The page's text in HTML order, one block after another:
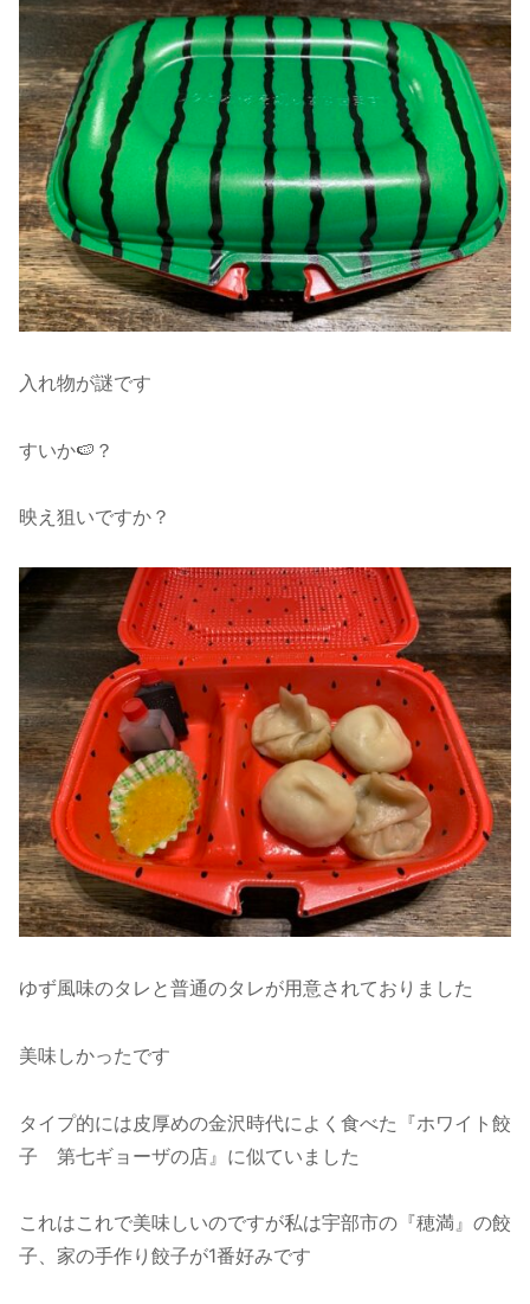
入れ物が謎です
すいか🍉？
映え狙いですか？
ゆず風味のタレと普通のタレが用意されておりました
美味しかったです
タイプ的には皮厚めの金沢時代によく食べた『ホワイト餃
子 第七ギョーザの店』に似ていました
これはこれで美味しいのですが私は宇部市の『穂満』の餃
子、家の手作り餃子が1番好みです